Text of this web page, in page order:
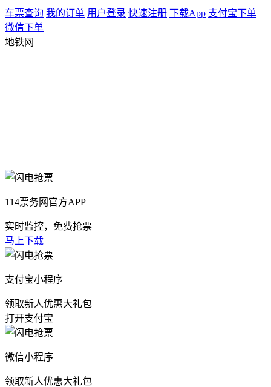
车票查询 我的订单 用户登录 快速注册 下载App 支付宝下单
微信下单
地铁网
114票务网官方APP
实时监控，免费抢票
马上下载
支付宝小程序
领取新人优惠大礼包
打开支付宝
微信小程序
领取新人优惠大礼包